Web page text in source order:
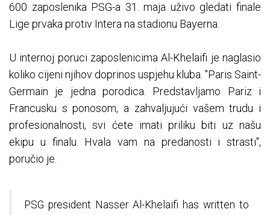
600 zaposlenika PSG-a 31. maja uživo gledati finale
Lige prvaka protiv Intera na stadionu Bayerna.
U internoj poruci zaposlenicima Al-Khelaifi je naglasio
koliko cijeni njihov doprinos uspjehu kluba. "Paris Saint-
Germain je jedna porodica. Predstavljamo Pariz i
Francusku s ponosom, a zahvaljujući vašem trudu i
profesionalnosti, svi ćete imati priliku biti uz našu
ekipu u finalu. Hvala vam na predanosti i strasti",
poručio je.
PSG president Nasser Al-Khelaifi has written to